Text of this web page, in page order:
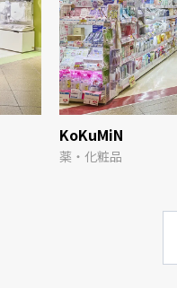
KoKuMiN
薬・化粧品